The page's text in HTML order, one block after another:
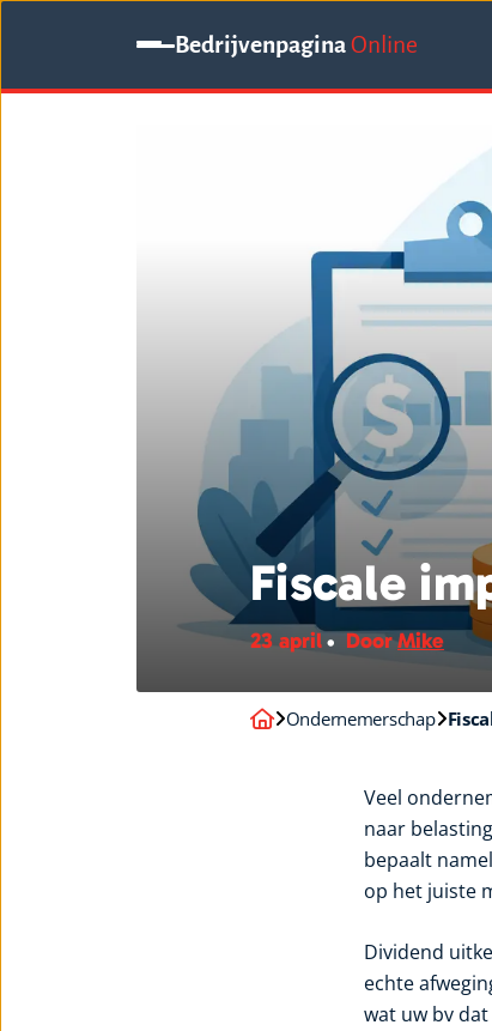
BedrijvenpaginaOnline
Fiscale
23 april DoorMike
Ondernemerschap
Veel
naar
bepaalt
op het juiste
Dividend
echte
wat uw bv